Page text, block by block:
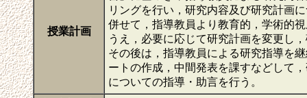
授業計画
リングを行い，研究内容及び研究計画
併せて，指導教員より教育的，学術的
うえ，必要に応じて研究計画を変更し
その後は，指導教員による研究指導を
ートの作成，中間発表を課すなどして
についての指導・助言を行う。